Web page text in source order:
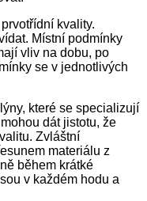
kvality.
Místní podmínky
vliv na dobu, po
se v jednotlivých
které se specializují
dát jistotu, že
Zvláštní
materiálu z
během krátké
v každém hodu a